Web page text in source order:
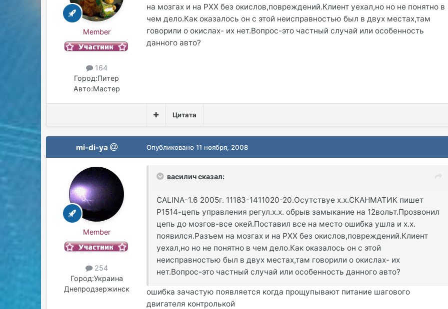
Member
164
Город:Питер
Авто:Мастер
на мозгах и на РХХ без окислов,повреждений.Клиент уехал,но но не понятно в
чем дело.Как оказалось он с этой неисправностью был в двух местах,там
говорили о окислах- их нет.Вопрос-это частный случай или особенность
данного авто?
Цитата
mi-di-ya
Member
254
Город:Украина
Днепродзержинск
Опубликовано11 ноября, 2008
василич сказал:
CALINA-1.6 2005г. 11183-1411020-20.Осутствуе х.х.СКАНМАТИК пишет
Р1514-цепь управления регул.х.х. обрыв замыкание на 12вольт.Прозвонил
цепь до мозгов-все окей.Поставил все на место ошибка ушла и х.х.
появился.Разъем на мозгах и на РХХ без окислов,повреждений.Клиент
уехал,но но не понятно в чем дело.Как оказалось он с этой
неисправностью был в двух местах,там говорили о окислах- их
нет.Вопрос-это частный случай или особенность данного авто?
ошибка зачастую появляется когда прощупывают питание шагового
двигателя контролькой